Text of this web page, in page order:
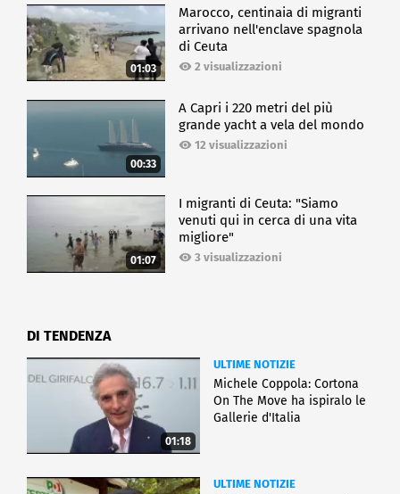
01:03
Marocco, centinaia di migranti
arrivano nell'enclave spagnola
di Ceuta
2 visualizzazioni
00:33
A Capri i 220 metri del più
grande yacht a vela del mondo
12 visualizzazioni
01:07
I migranti di Ceuta: "Siamo
venuti qui in cerca di una vita
migliore"
3 visualizzazioni
DI TENDENZA
01:18
ULTIME NOTIZIE
Michele Coppola: Cortona
On The Move ha ispiralo le
Gallerie d'Italia
ULTIME NOTIZIE